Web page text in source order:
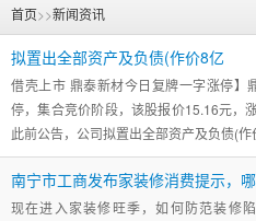
首页>>新闻资讯
拟置出全部资产及负债(作价8亿
借壳上市 鼎泰新材今日复牌一字涨停】
停，集合竞价阶段，该股报价15.16元，
此前公告，公司拟置出全部资产及负债(
南宁市工商发布家装修消费提示，
现在进入家装修旺季，如何防范装修